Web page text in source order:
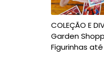
COLEÇÃO E
Garden
Figurinhas